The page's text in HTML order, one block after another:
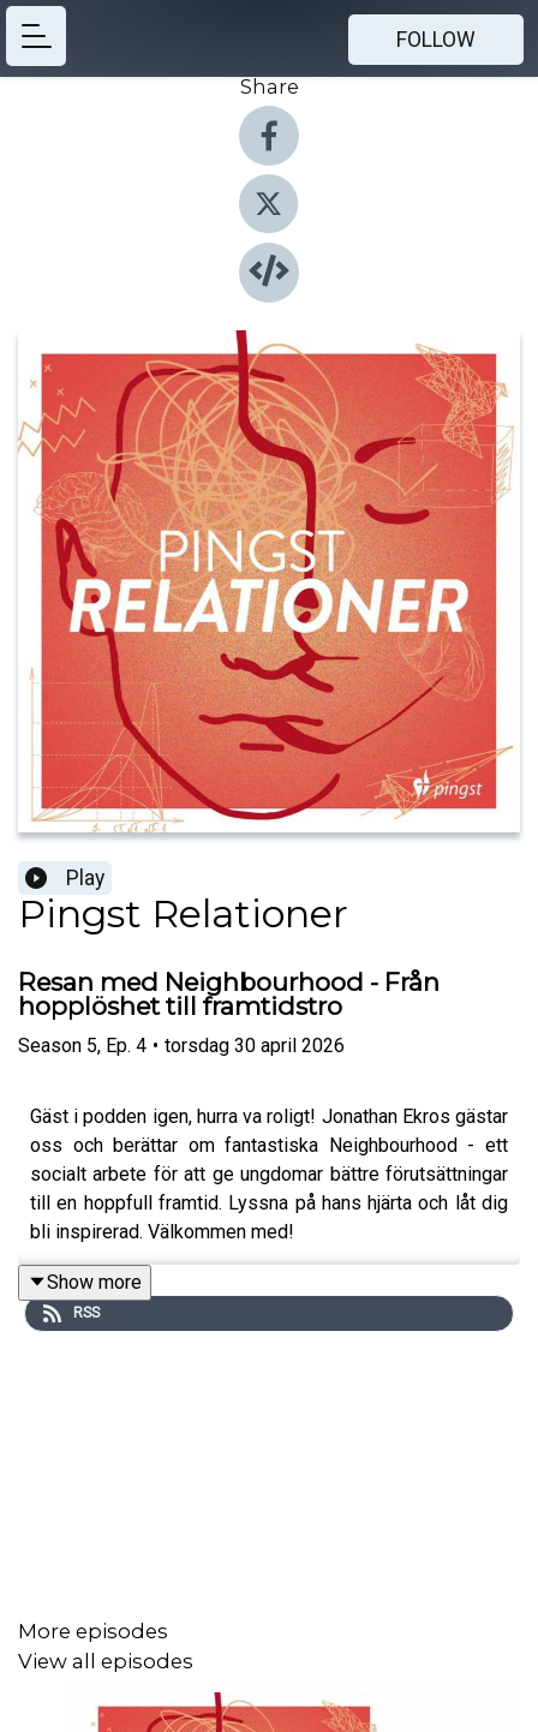
FOLLOW
Share
Play
Pingst Relationer
Resan med Neighbourhood - Från
hopplöshet till framtidstro
Season 5, Ep. 4 • torsdag 30 april 2026
Gäst i podden igen, hurra va roligt! Jonathan Ekros gästar
oss och berättar om fantastiska Neighbourhood - ett
socialt arbete för att ge ungdomar bättre förutsättningar
till en hoppfull framtid. Lyssna på hans hjärta och låt dig
bli inspirerad. Välkommen med!
Show more
RSS
More episodes
View all episodes